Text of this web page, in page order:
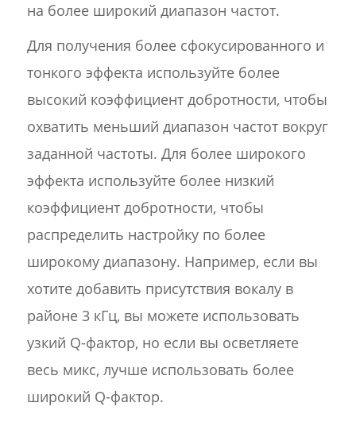
на более широкий диапазон частот.
Для получения более сфокусированного и
тонкого эффекта используйте более
высокий коэффициент добротности, чтобы
охватить меньший диапазон частот вокруг
заданной частоты. Для более широкого
эффекта используйте более низкий
коэффициент добротности, чтобы
распределить настройку по более
широкому диапазону. Например, если вы
хотите добавить присутствия вокалу в
районе 3 кГц, вы можете использовать
узкий Q-фактор, но если вы осветляете
весь микс, лучше использовать более
широкий Q-фактор.